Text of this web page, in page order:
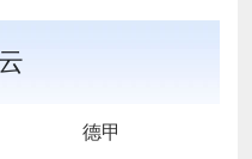
德甲